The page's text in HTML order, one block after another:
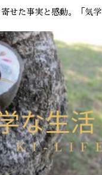
せた事実と感動。「気